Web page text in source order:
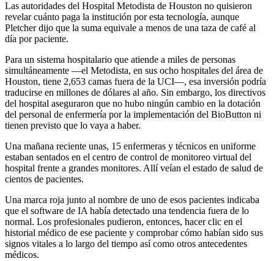
Las autoridades del Hospital Metodista de Houston no quisieron
revelar cuánto paga la institución por esta tecnología, aunque
Pletcher dijo que la suma equivale a menos de una taza de café al
día por paciente.
Para un sistema hospitalario que atiende a miles de personas
simultáneamente —el Metodista, en sus ocho hospitales del área de
Houston, tiene 2,653 camas fuera de la UCI—, esa inversión podría
traducirse en millones de dólares al año. Sin embargo, los directivos
del hospital aseguraron que no hubo ningún cambio en la dotación
del personal de enfermería por la implementación del BioButton ni
tienen previsto que lo vaya a haber.
Una mañana reciente unas, 15 enfermeras y técnicos en uniforme
estaban sentados en el centro de control de monitoreo virtual del
hospital frente a grandes monitores. Allí veían el estado de salud de
cientos de pacientes.
Una marca roja junto al nombre de uno de esos pacientes indicaba
que el software de IA había detectado una tendencia fuera de lo
normal. Los profesionales pudieron, entonces, hacer clic en el
historial médico de ese paciente y comprobar cómo habían sido sus
signos vitales a lo largo del tiempo así como otros antecedentes
médicos.